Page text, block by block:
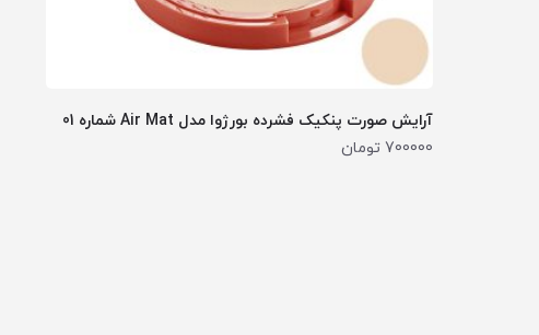
آرایش صورت پنکیک فشرده بورژوا مدل Air Mat شماره 01
700000 تومان